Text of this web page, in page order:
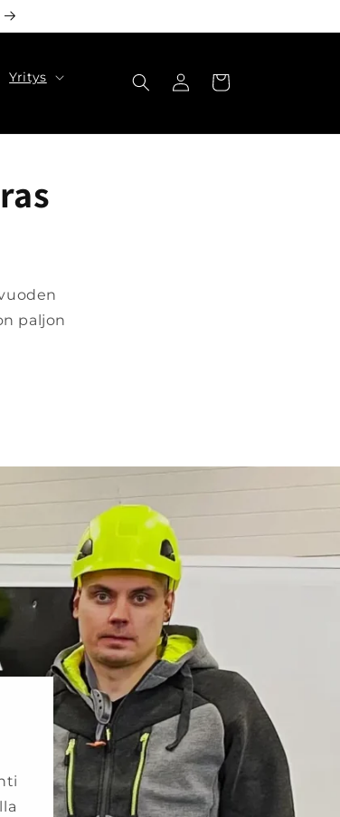
Yritys
Kirjaudu
sisään
Ostoskori
paljon